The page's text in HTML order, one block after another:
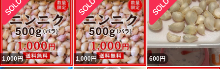
1,000円 1,000円 600円